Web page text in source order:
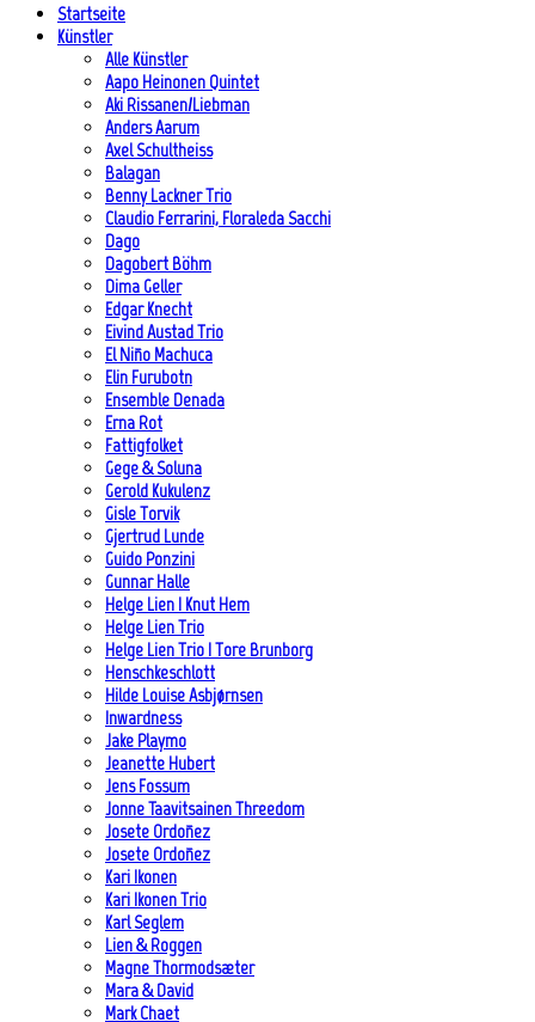
Startseite
Künstler
Alle Künstler
Aapo Heinonen Quintet
Aki Rissanen/Liebman
Anders Aarum
Axel Schultheiss
Balagan
Benny Lackner Trio
Claudio Ferrarini, Floraleda Sacchi
Dago
Dagobert Böhm
Dima Geller
Edgar Knecht
Eivind Austad Trio
El Niño Machuca
Elin Furubotn
Ensemble Denada
Erna Rot
Fattigfolket
Gege & Soluna
Gerold Kukulenz
Gisle Torvik
Gjertrud Lunde
Guido Ponzini
Gunnar Halle
Helge Lien | Knut Hem
Helge Lien Trio
Helge Lien Trio | Tore Brunborg
Henschkeschlott
Hilde Louise Asbjørnsen
Inwardness
Jake Playmo
Jeanette Hubert
Jens Fossum
Jonne Taavitsainen Threedom
Josete Ordoñez
Josete Ordoñez
Kari Ikonen
Kari Ikonen Trio
Karl Seglem
Lien & Roggen
Magne Thormodsæter
Mara & David
Mark Chaet